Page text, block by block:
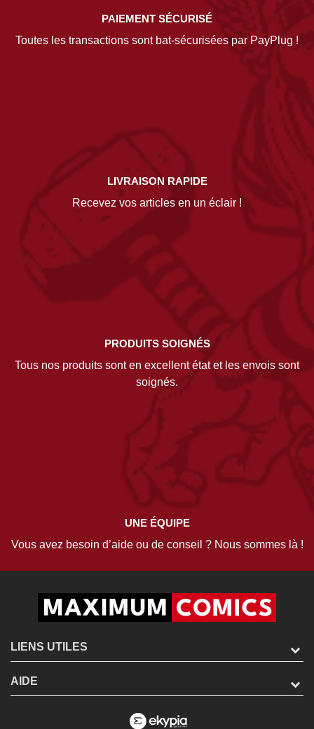
PAIEMENT SÉCURISÉ
Toutes les transactions sont bat-sécurisées par PayPlug !
LIVRAISON RAPIDE
Recevez vos articles en un éclair !
PRODUITS SOIGNÉS
Tous nos produits sont en excellent état et les envois sont
soignés.
UNE ÉQUIPE
Vous avez besoin d’aide ou de conseil ? Nous sommes là !
LIENS UTILES
AIDE